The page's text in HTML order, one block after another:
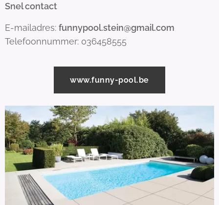
Snel contact
E-mailadres: funnypool.stein@gmail.com
Telefoonnummer: 036458555
www.funny-pool.be